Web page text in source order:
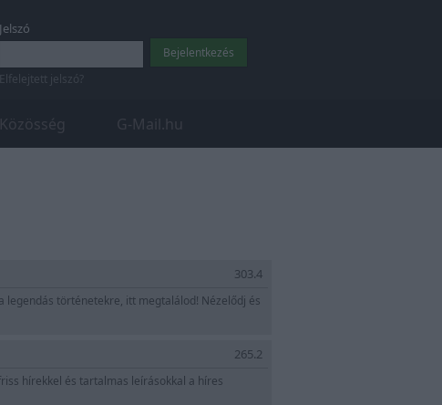
Jelszó
Elfelejtett jelszó?
Közösség G-Mail.hu
303.4
legendás történetekre, itt megtalálod! Nézelődj és
265.2
hírekkel és tartalmas leírásokkal a híres